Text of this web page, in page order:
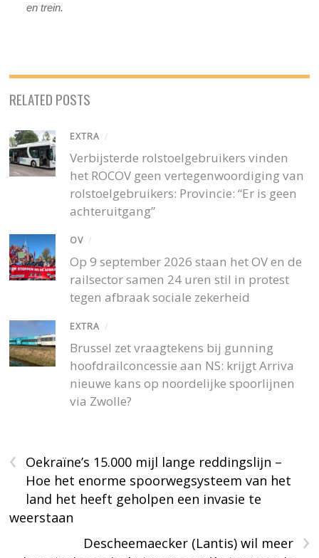
en trein.
RELATED POSTS
EXTRA /
Verbijsterde rolstoelgebruikers vinden
het ROCOV geen vertegenwoordiging van
rolstoelgebruikers: Provincie: “Er is geen
achteruitgang”
OV /
Op 9 september 2026 staan het OV en de
railsector samen 24 uren stil in protest
tegen afbraak sociale zekerheid
EXTRA /
Brussel zet vraagtekens bij gunning
hoofdrailconcessie aan NS: krijgt Arriva
nieuwe kans op noordelijke spoorlijnen
via Zwolle?
‹
Oekraïne’s 15.000 mijl lange reddingslijn –
Hoe het enorme spoorwegsysteem van het
land het heeft geholpen een invasie te
weerstaan
›
Descheemaecker (Lantis) wil meer